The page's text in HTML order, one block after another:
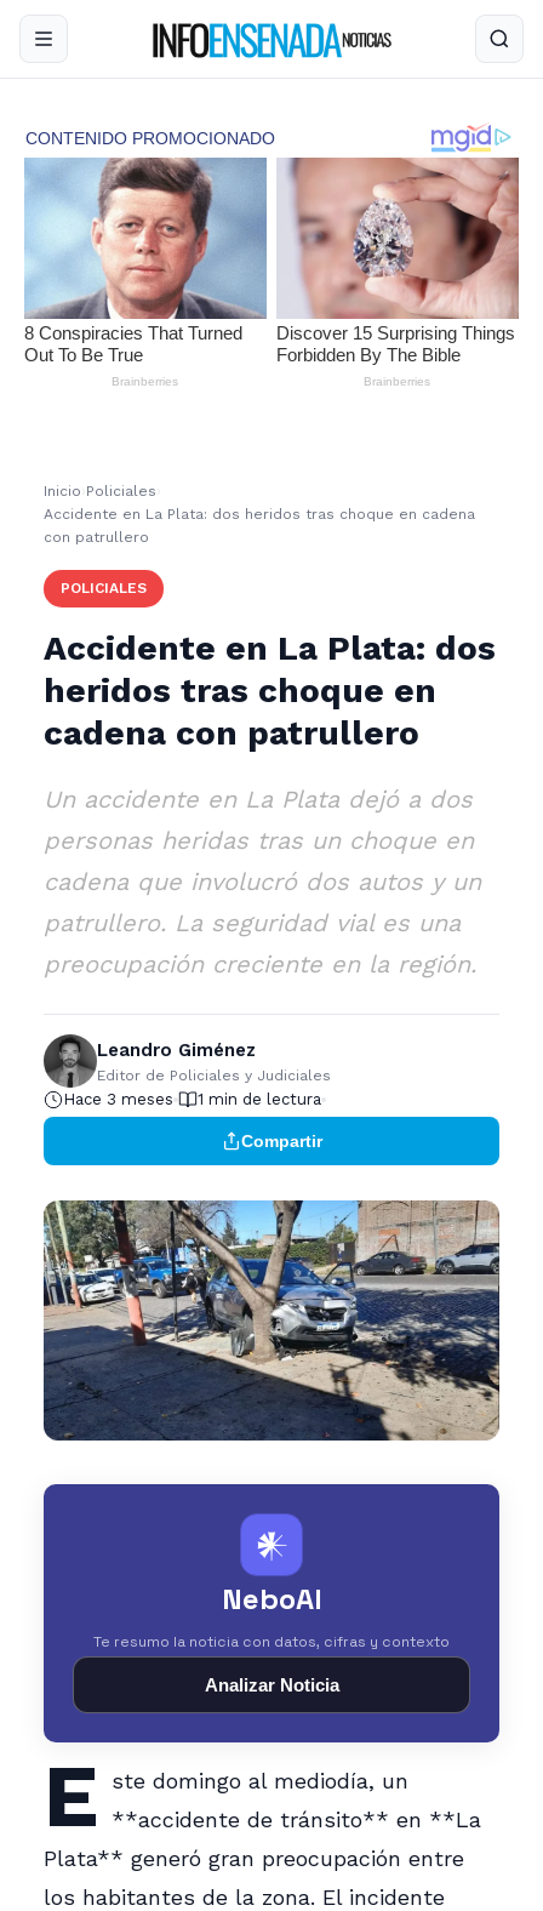
Inicio ›Policiales ›
Accidente en La Plata: dos heridos tras choque en cadena
con patrullero
POLICIALES
Accidente en La Plata: dos
heridos tras choque en
cadena con patrullero
Un accidente en La Plata dejó a dos
personas heridas tras un choque en
cadena que involucró dos autos y un
patrullero. La seguridad vial es una
preocupación creciente en la región.
Leandro Giménez
Editor de Policiales y Judiciales
Hace 3 meses 1 min de lectura
Compartir
𒀭
NeboAI
Te resumo la noticia con datos, cifras y contexto
Analizar Noticia
E
ste domingo al mediodía, un
**accidente de tránsito** en **La
Plata** generó gran preocupación entre
los habitantes de la zona. El incidente